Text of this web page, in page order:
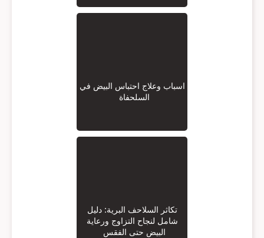
اسباب وعلاج احتباس البيض في
السلحفاة
تكاثر السلاحف البرية: دليل
شامل لنجاح التزاوج ورعاية
البيض حتى الفقس